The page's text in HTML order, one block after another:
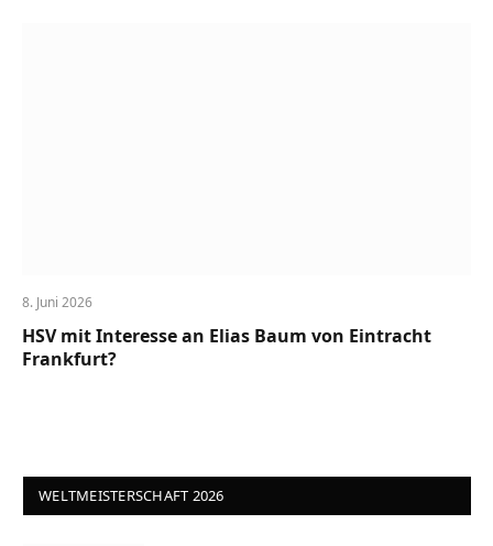
8. Juni 2026
HSV mit Interesse an Elias Baum von Eintracht
Frankfurt?
WELTMEISTERSCHAFT 2026